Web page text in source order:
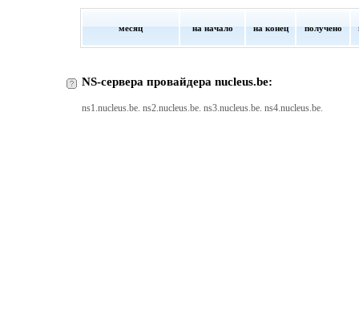
месяц на начало на конец получено
NS-сервера провайдера nucleus.be:
ns1.nucleus.be. ns2.nucleus.be. ns3.nucleus.be. ns4.nucleus.be.